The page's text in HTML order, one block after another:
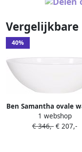
40%
Ben Samantha ovale
50x35x16cm
mineraalmarmer
1 webshop
€ 346,- € 207,-